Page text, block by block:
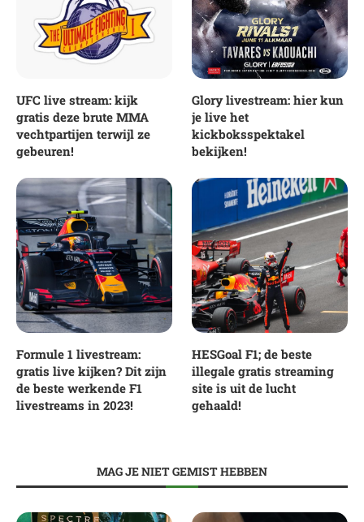
UFC live stream: kijk
gratis deze brute MMA
vechtpartijen terwijl ze
gebeuren!
Glory livestream: hier kun
je live het
kickboksspektakel
bekijken!
Formule 1 livestream:
gratis live kijken? Dit zijn
de beste werkende F1
livestreams in 2023!
HESGoal F1; de beste
illegale gratis streaming
site is uit de lucht
gehaald!
MAG JE NIET GEMIST HEBBEN